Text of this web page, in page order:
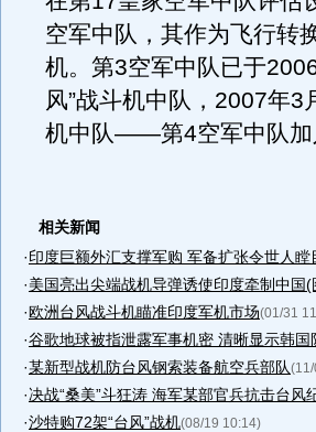
空军中队，其作为飞行转
机。第3空军中队已于
风”战斗机中队，2007年3
机中队——第4空军中队加
相关新闻
·印度巨额外汇支撑军购 军备扩张令世人瞠
·美国亮出尖端战机导弹诱使印度牵制中国(
·欧洲台风战斗机瞄准印度军机市场(01/31
·谷歌地球被指泄露军事机密 清晰显示韩国
·某新型战机防台风钢索装备航空兵部队
·决战“桑美”斗狂涛 海军某部官兵抗击台风
·沙特购72架“台风”战机(08/19 10:14)